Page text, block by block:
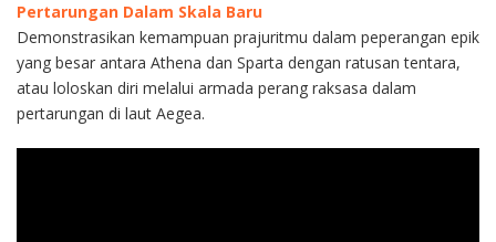
Pertarungan Dalam Skala Baru
Demonstrasikan kemampuan prajuritmu dalam peperangan epik
yang besar antara Athena dan Sparta dengan ratusan tentara,
atau loloskan diri melalui armada perang raksasa dalam
pertarungan di laut Aegea.